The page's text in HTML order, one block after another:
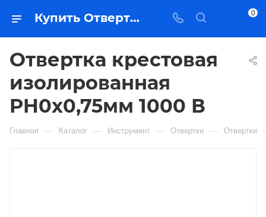
Купить Отвертка крестовая изолированная PH0х0,75мм 1000 В в Якутске — цена, характеристики, подбор | Востоктехторг 0
Отвертка крестовая
изолированная
PH0х0,75мм 1000 В
Главная — Каталог — Инструмент — Отвертки — Отвертки